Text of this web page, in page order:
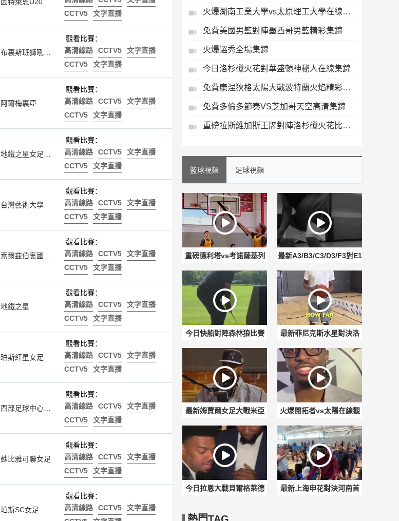
CCTV5
文字直播
觀看比賽：
高清線路
CCTV5
文字直播
CCTV5
文字直播
阿爾梅裏亞
觀看比賽：
高清線路
CCTV5
文字直播
CCTV5
文字直播
觀看比賽：
高清線路
CCTV5
文字直播
CCTV5
文字直播
台灣藝術大學
觀看比賽：
高清線路
CCTV5
文字直播
CCTV5
文字直播
觀看比賽：
高清線路
CCTV5
文字直播
CCTV5
文字直播
地鐵之星
觀看比賽：
高清線路
CCTV5
文字直播
CCTV5
文字直播
珀斯紅星女足
觀看比賽：
高清線路
CCTV5
文字直播
CCTV5
文字直播
觀看比賽：
高清線路
CCTV5
文字直播
CCTV5
文字直播
蘇比雅可聯女足
觀看比賽：
高清線路
CCTV5
文字直播
CCTV5
文字直播
珀斯SC女足
觀看比賽：
高清線路
CCTV5
文字直播
火爆湖南工業大學vs太原理工大學在線集錦
免費美國男籃對陣墨西哥男籃精彩集錦
火爆選秀全場集錦
今日洛杉磯火花對華盛頓神秘人在線集錦
免費康涅狄格太陽大戰波特蘭火焰精彩集錦
免費多倫多節奏VS芝加哥天空高清集錦
重磅拉斯維加斯王牌對陣洛杉磯火花比賽集錦
籃球視頻 足球視頻
重磅德利塔vs考諾薩基列
斯賽事前瞻
最新A3/B3/C3/D3/F3對E1
賽事前瞻
今日快船對陣森林狼比賽
回放
最新菲尼克斯水星對決洛
杉磯火花直播入口
最新姆賈爾女足大戰米亞
瓦斯巴達女足比賽回放
火爆開拓者vs太陽在線觀
看
今日拉恩大戰貝爾格萊德
最新上海申花對決河南首